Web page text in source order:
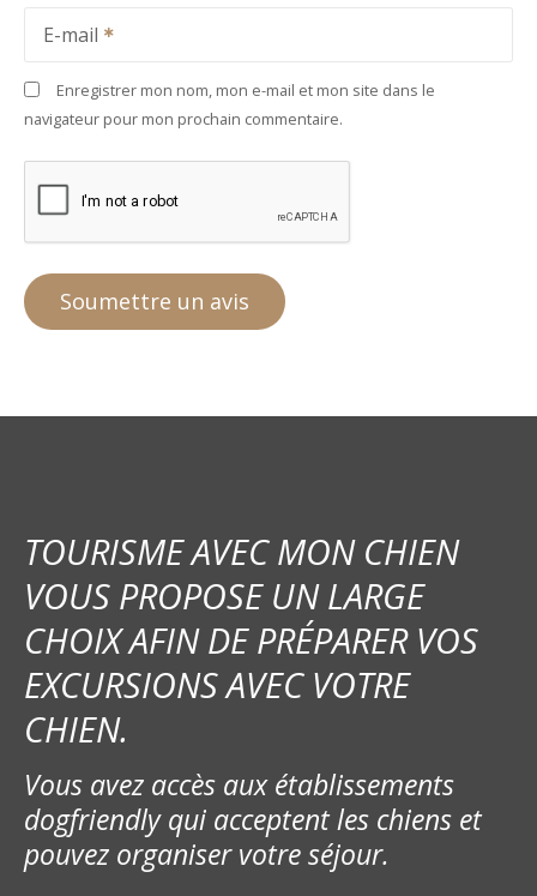
E-mail
Enregistrer mon nom, mon e-mail et mon site dans le
navigateur pour mon prochain commentaire.
TOURISME AVEC MON CHIEN
VOUS PROPOSE UN LARGE
CHOIX AFIN DE PRÉPARER VOS
EXCURSIONS AVEC VOTRE
CHIEN.
Vous avez accès aux établissements
dogfriendly qui acceptent les chiens et
pouvez organiser votre séjour.